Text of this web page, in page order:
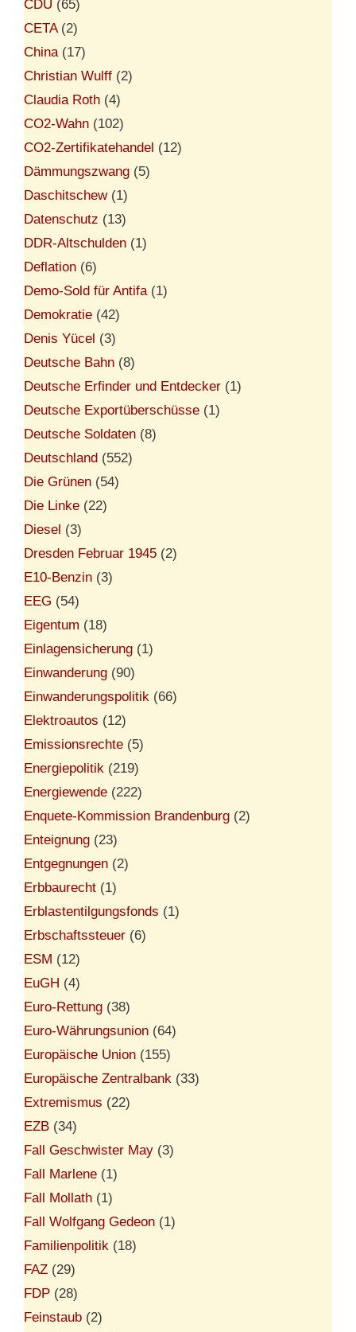
CDU (65)
CETA(2)
China(17)
Christian Wulff (2)
Claudia Roth (4)
CO2-Wahn (102)
CO2-Zertifikatehandel (12)
Dämmungszwang (5)
Daschitschew(1)
Datenschutz (13)
DDR-Altschulden (1)
Deflation (6)
Demo-Sold für Antifa(1)
Demokratie (42)
Denis Yücel (3)
Deutsche Bahn (8)
Deutsche Erfinder und Entdecker (1)
Deutsche Exportüberschüsse (1)
Deutsche Soldaten (8)
Deutschland (552)
Die Grünen (54)
Die Linke (22)
Diesel (3)
Dresden Februar 1945 (2)
E10-Benzin (3)
EEG (54)
Eigentum (18)
Einlagensicherung (1)
Einwanderung (90)
Einwanderungspolitik (66)
Elektroautos (12)
Emissionsrechte (5)
Energiepolitik (219)
Energiewende (222)
Enquete-Kommission Brandenburg (2)
Enteignung (23)
Entgegnungen (2)
Erbbaurecht (1)
Erblastentilgungsfonds (1)
Erbschaftssteuer (6)
ESM (12)
EuGH (4)
Euro-Rettung (38)
Euro-Währungsunion (64)
Europäische Union (155)
Europäische Zentralbank (33)
Extremismus (22)
EZB (34)
Fall Geschwister May (3)
Fall Marlene (1)
Fall Mollath (1)
Fall Wolfgang Gedeon (1)
Familienpolitik (18)
FAZ (29)
FDP (28)
Feinstaub (2)